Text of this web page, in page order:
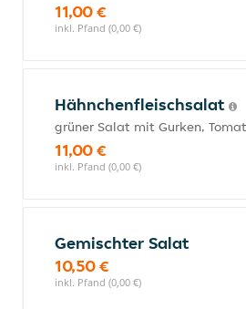
11,00 €
inkl. Pfand (0,00 €)
Hähnchenfleischsalat
grüner Salat mit Gurken,
11,00 €
inkl. Pfand (0,00 €)
Gemischter Salat
10,50 €
inkl. Pfand (0,00 €)